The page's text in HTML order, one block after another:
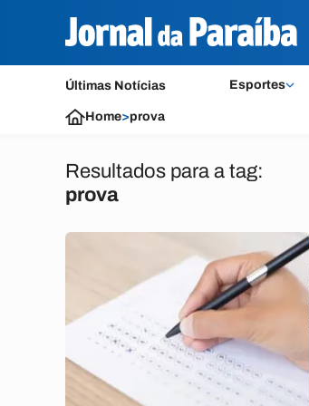
Últimas Notícias Esportes
Home>prova
Resultados para a tag:
prova